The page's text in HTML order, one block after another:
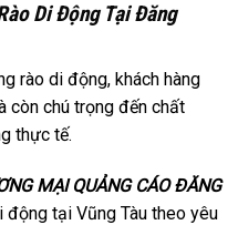
Di Động Tại Đăng
rào di động, khách hàng
còn chú trọng đến chất
thực tế.
MẠI QUẢNG CÁO ĐĂNG
tại Vũng Tàu theo yêu